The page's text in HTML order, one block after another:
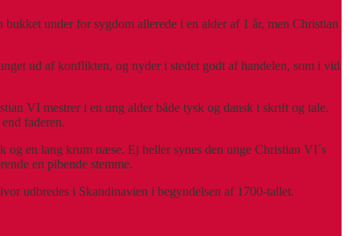
under for sygdom allerede i en alder af 1 år, men Christian
ud af konflikten, og nyder i stedet godt af handelen, som i vid
VI mestrer i en ung alder både tysk og dansk i skrift og tale.
faderen.
og en lang krum næse. Ej heller synes den unge Christian VI´s
en pibende stemme.
udbredes i Skandinavien i begyndelsen af 1700-tallet.